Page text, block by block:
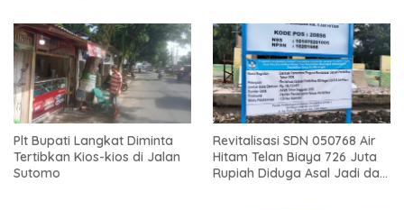
Plt Bupati Langkat Diminta
Tertibkan Kios-kios di Jalan
Sutomo
Revitalisasi SDN 050768 Air
Hitam Telan Biaya 726 Juta
Rupiah Diduga Asal Jadi dan